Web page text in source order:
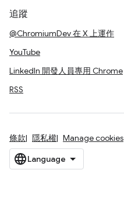
追蹤
@ChromiumDev 在 X 上運作
YouTube
LinkedIn 開發人員專用 Chrome
RSS
條款 隱私權 Manage cookies